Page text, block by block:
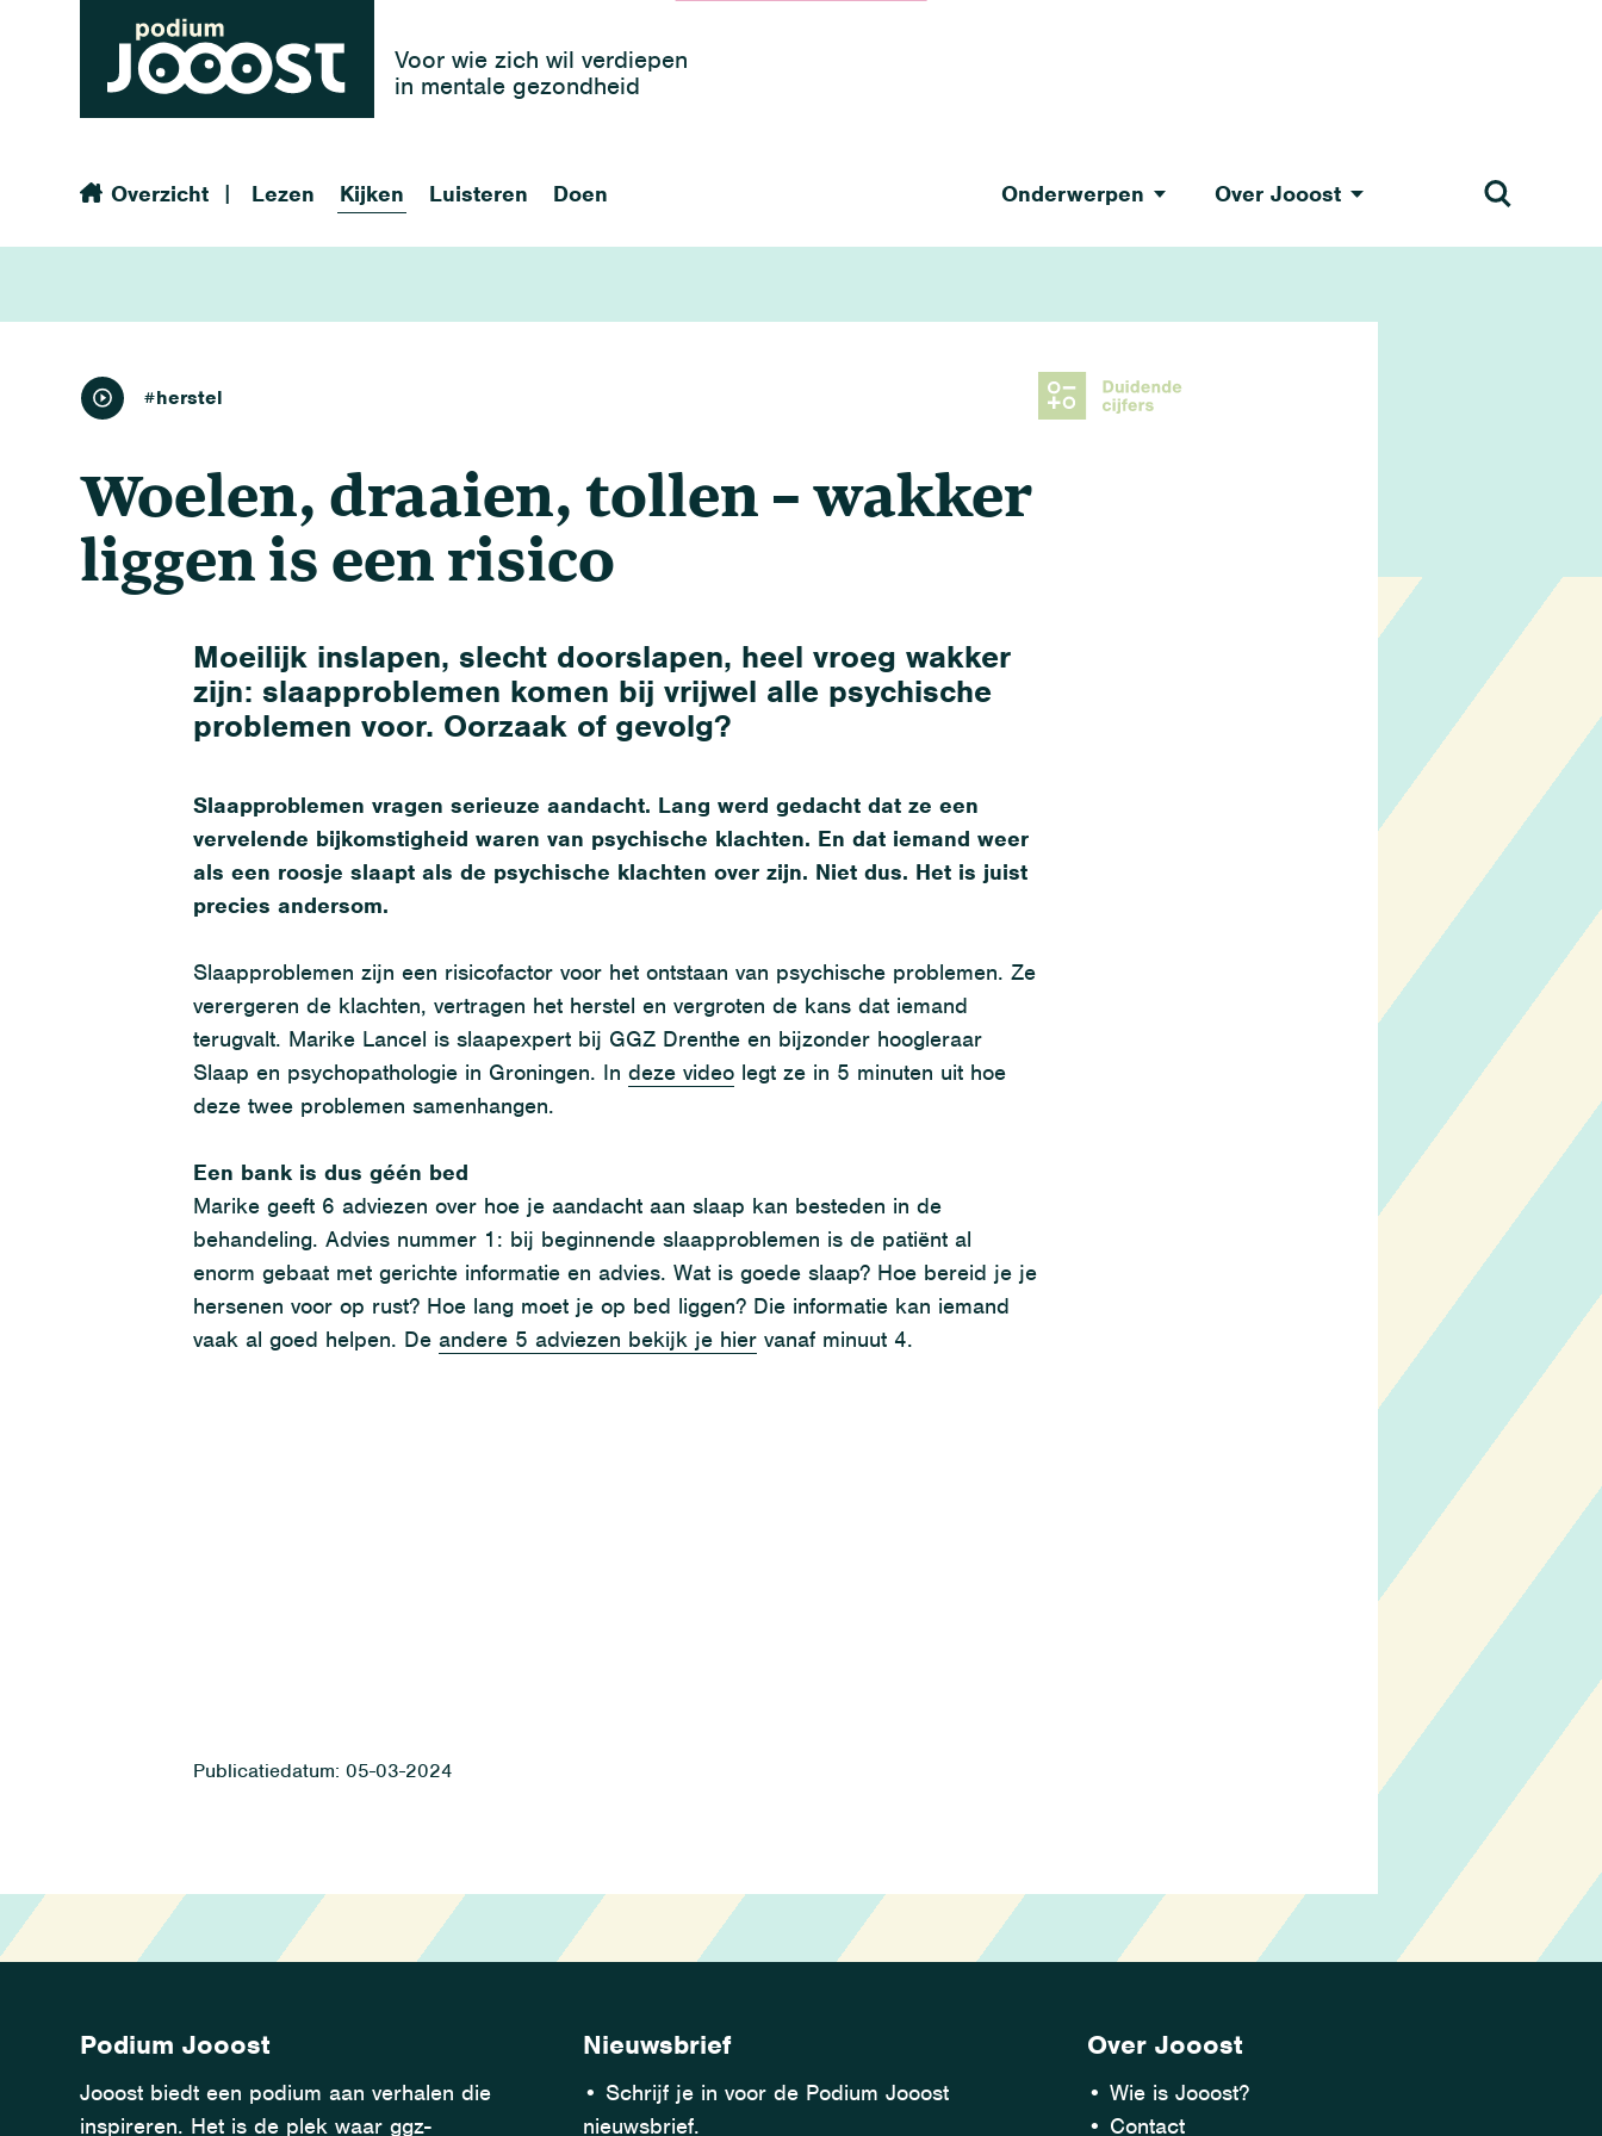
Voor wie zich wil verdiepen
in mentale gezondheid
Overzicht | Lezen Kijken Luisteren Doen Onderwerpen Over Jooost
kijken
#herstel
Woelen, draaien, tollen – wakker
liggen is een risico
Moeilijk inslapen, slecht doorslapen, heel vroeg wakker
zijn: slaapproblemen komen bij vrijwel alle psychische
problemen voor. Oorzaak of gevolg?
Slaapproblemenvragen serieuze aandacht. Lang werd gedacht datzeeen
vervelende bijkomstigheid warenvan psychische klachten. En dat iemand weer
als een roosje slaaptalsde psychische klachten over zijn. Niet dus. Het is juist
precies andersom.
Slaapproblemen zijn een risicofactor voor het ontstaan van psychische problemen. Ze
verergeren de klachten, vertragen het herstel en vergroten de kans dat iemand
terugvalt. Marike Lancel is slaapexpert bij GGZ Drenthe en bijzonder hoogleraar
Slaap en psychopathologie in Groningen. Indeze video legt ze in 5 minuten uit hoe
deze twee problemen samenhangen.
Een bank is dus géén bed
Marikegeeft 6 adviezen over hoe je aandacht aan slaap kan besteden in de
behandeling.Advies nummer 1: bij beginnende slaapproblemen is de patiënt al
enorm gebaat met gerichte informatie en advies. Wat is goede slaap? Hoe bereid je je
hersenen voor op rust? Hoe lang moet je op bed liggen? Die informatie kan iemand
vaak al goed helpen. Deandere 5 adviezen bekijk je hier vanaf minuut 4.
05-03-2024
Podium Jooost
Jooost biedt een podium aan verhalen die
inspireren. Het is de plek waar ggz-
Nieuwsbrief
• Schrijf je in voor de Podium Jooost
nieuwsbrief.
Over Jooost
• Wie is Jooost?
• Contact